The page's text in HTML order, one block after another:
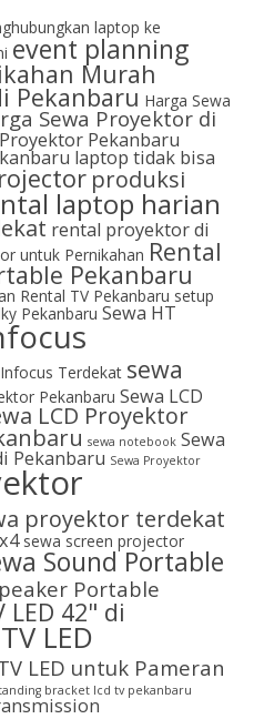
laptop ke
event planning
Murah
Pekanbaru Harga Sewa
Sewa Proyektor di
Proyektor Pekanbaru
laptop tidak bisa
produksi
laptop harian
rental proyektor di
untuk Pernikahan Rental
Pekanbaru
Rental TV Pekanbaru setup
Pekanbaru Sewa HT
Terdekat sewa
Pekanbaru Sewa LCD
LCD Proyektor
sewa notebook Sewa
Pekanbaru Sewa Proyektor
proyektor terdekat
sewa screen projector
Sound Portable
Portable
LED 42" di
LED
LED untuk Pameran
bracket lcd tv pekanbaru